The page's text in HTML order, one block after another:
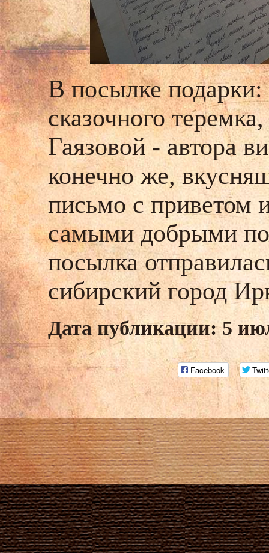
В посылке
сказочного
Гаязовой - автора
конечно же,
письмо с приветом
самыми добрыми
посылка
сибирский город
Дата публикации: 5
Facebook